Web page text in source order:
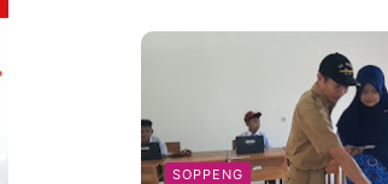
SOPPENG